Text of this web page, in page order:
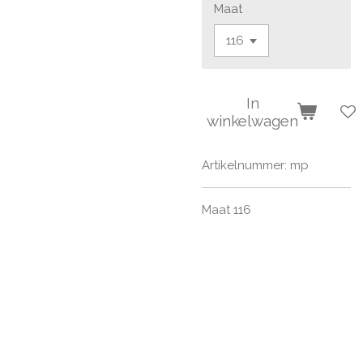
Maat
In
winkelwagen
Artikelnummer: mp
Maat 116